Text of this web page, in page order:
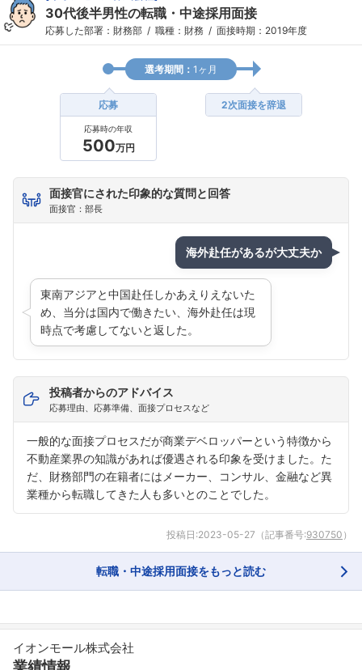
30代後半男性の転職・中途採用面接
応募した部署：財務部 職種：財務 面接時期：2019年度
選考期間： 1ヶ月
応募
応募時の年収
500万円
2次面接を辞退
面接官にされた印象的な質問と回答
面接官：部長
海外赴任があるが大丈夫か
東南アジアと中国赴任しかあえりえないた
め、当分は国内で働きたい、海外赴任は現
時点で考慮してないと返した。
投稿者からのアドバイス
応募理由、応募準備、面接プロセスなど
一般的な面接プロセスだが商業デベロッパーという特徴から
不動産業界の知識があれば優遇される印象を受けました。た
だ、財務部門の在籍者にはメーカー、コンサル、金融など異
業種から転職してきた人も多いとのことでした。
投稿日:2023-05-27 （記事番号:930750 ）
転職・中途採用面接をもっと読む
イオンモール株式会社
業績情報